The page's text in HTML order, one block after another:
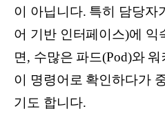
이 아닙니다. 특히 담당자
어 기반 인터페이스)에 익
면, 수많은 파드(Pod)와
이 명령어로 확인하다가
기도 합니다.